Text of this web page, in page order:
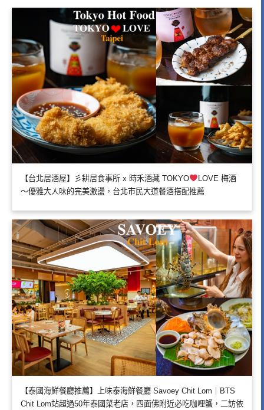
【台北居酒屋】彡耕居食事所 x 時禾酒藏 TOKYO
LOVE 梅酒
～優雅大人味的完美激盪，台北市民大道餐酒搭配推薦
【泰國海鮮餐廳推薦】上味泰海鮮餐廳 Savoey Chit Lom｜BTS
Chit Lom站超過50年泰國菜老店，四面佛附近必吃咖哩蟹，二訪依